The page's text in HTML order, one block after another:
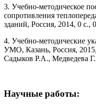
3. Учебно-методическое
сопротивления
зданий, Россия, 2014, 0
4. Учебно-методические
УМО, Казань, Россия,
Садыков Р.А., Медведева
Научные работы: